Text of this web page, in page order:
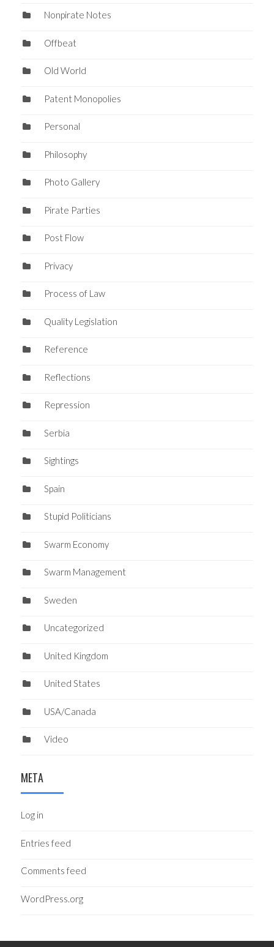
Nonpirate Notes
Offbeat
Old World
Patent Monopolies
Personal
Philosophy
Photo Gallery
Pirate Parties
Post Flow
Privacy
Process of Law
Quality Legislation
Reference
Reflections
Repression
Serbia
Sightings
Spain
Stupid Politicians
Swarm Economy
Swarm Management
Sweden
Uncategorized
United Kingdom
United States
USA/Canada
Video
META
Log in
Entries feed
Comments feed
WordPress.org